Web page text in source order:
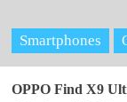
Smartphones
OPPO Find X9